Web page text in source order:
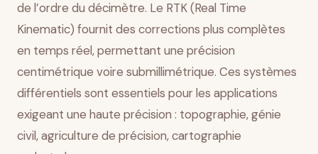
de l’ordre du décimètre. Le RTK (Real Time
Kinematic) fournit des corrections plus complètes
en temps réel, permettant une précision
centimétrique voire submillimétrique. Ces systèmes
différentiels sont essentiels pour les applications
exigeant une haute précision : topographie, génie
civil, agriculture de précision, cartographie